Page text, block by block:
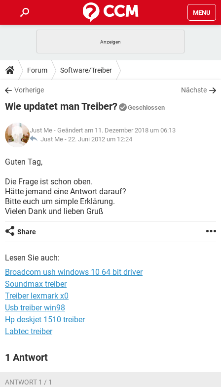
MENU
ANDROID IOS
WINDOWS 10
WHATSAPP TIKTOK
FACEBOOK
TIPPS & TRICKS
SPIELE
WHATSAPP TIKTOK
DOWNLOADS
SPIELE STREAMING
ANDROID
WINDOWS 10 INSTAGRAM
WHATSAPP
FORUM
SPIELE STREAMING
WINDOWS 10
WHATSAPP
FACEBOOK
LEXIKON
SPIELE
WINDOWS 10 INSTAGRAM
WHATSAPP
FACEBOOK
Forum Software/Treiber
Vorherige Nächste
Wie updatet man Treiber? Geschlossen
Just Me - Geändert am 11. Dezember 2018 um 06:13
Just Me - 22. Juni 2012 um 12:24
Guten Tag,
Die Frage ist schon oben.
Hätte jemand eine Antwort darauf?
Bitte euch um simple Erklärung.
Vielen Dank und lieben Gruß
Share
Lesen Sie auch:
Broadcom ush windows 10 64 bit driver
Soundmax treiber
Treiber lexmark x0
Usb treiber win98
Hp deskjet 1510 treiber
Labtec treiber
1 Antwort
ANTWORT 1 / 1